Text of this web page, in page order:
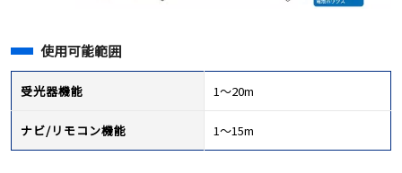
使用可能範囲
受光器機能 1～20m
ナビ/リモコン機能 1～15m